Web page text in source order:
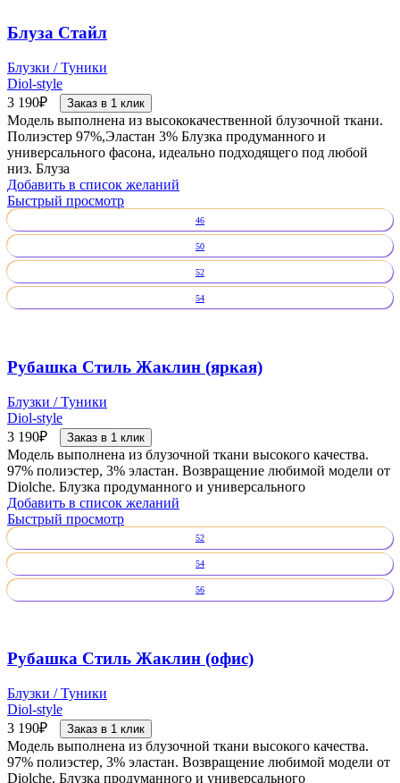
Блуза Стайл
Блузки / Туники
Diol-style
3 190₽ Заказ в 1 клик
Модель выполнена из высококачественной блузочной ткани.
Полиэстер 97%,Эластан 3% Блузка продуманного и
универсального фасона, идеально подходящего под любой
низ. Блуза
Добавить в список желаний
Быстрый просмотр
46
50
52
54
Рубашка Стиль Жаклин (яркая)
Блузки / Туники
Diol-style
3 190₽ Заказ в 1 клик
Модель выполнена из блузочной ткани высокого качества.
97% полиэстер, 3% эластан. Возвращение любимой модели от
Diolche. Блузка продуманного и универсального
Добавить в список желаний
Быстрый просмотр
52
54
56
Рубашка Стиль Жаклин (офис)
Блузки / Туники
Diol-style
3 190₽ Заказ в 1 клик
Модель выполнена из блузочной ткани высокого качества.
97% полиэстер, 3% эластан. Возвращение любимой модели от
Diolche. Блузка продуманного и универсального